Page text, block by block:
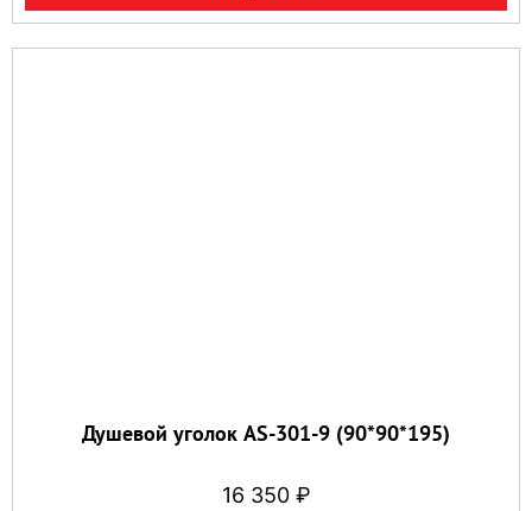
Душевой уголок AS-301-9 (90*90*195)
16 350 ₽